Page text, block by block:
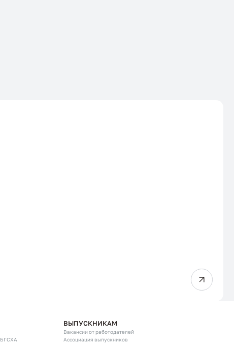
БГСХА
ВЫПУСКНИКАМ
Вакансии от работодателей
Ассоциация выпускников